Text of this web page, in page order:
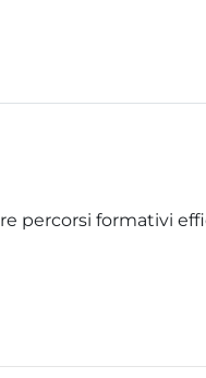
percorsi formativi